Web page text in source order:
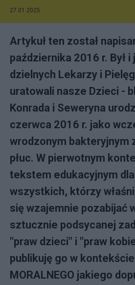
27.01.2025
Artykuł ten został
października 2016 r. Był i
dzielnych Lekarzy i
uratowali nasze Dzieci -
Konrada i Seweryna
czerwca 2016 r. jako
wrodzonym bakteryjnym
płuc. W pierwotnym
tekstem edukacyjnym
wszystkich, którzy
się wzajemnie pozabijać
sztucznie podsycanej
"praw dzieci" i "praw
publikuję go w
MORALNEGO jakiego